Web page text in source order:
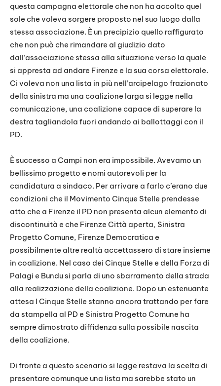
questa campagna elettorale che non ha accolto quel
sole che voleva sorgere proposto nel suo luogo dalla
stessa associazione. È un precipizio quello raffigurato
che non può che rimandare al giudizio dato
dall’associazione stessa alla situazione verso la quale
si appresta ad andare Firenze e la sua corsa elettorale.
Ci voleva non una lista in più nell’arcipelago frazionato
della sinistra ma una coalizione larga si legge nella
comunicazione, una coalizione capace di superare la
destra tagliandola fuori andando ai ballottaggi con il
PD.
È successo a Campi non era impossibile. Avevamo un
bellissimo progetto e nomi autorevoli per la
candidatura a sindaco. Per arrivare a farlo c’erano due
condizioni che il Movimento Cinque Stelle prendesse
atto che a Firenze il PD non presenta alcun elemento di
discontinuità e che Firenze Città aperta, Sinistra
Progetto Comune, Firenze Democratica e
possibilmente altre realtà accettassero di stare insieme
in coalizione. Nel caso dei Cinque Stelle e della Forza di
Palagi e Bundu si parla di uno sbarramento della strada
alla realizzazione della coalizione. Dopo un estenuante
attesa I Cinque Stelle stanno ancora trattando per fare
da stampella al PD e Sinistra Progetto Comune ha
sempre dimostrato diffidenza sulla possibile nascita
della coalizione.
Di fronte a questo scenario si legge restava la scelta di
presentare comunque una lista ma sarebbe stato un